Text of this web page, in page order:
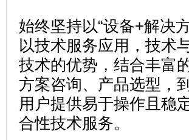
始终坚持以“设备+解决
以技术服务应用，技术
技术的优势，结合丰富
方案咨询、产品选型，
用户提供易于操作且稳
合性技术服务。